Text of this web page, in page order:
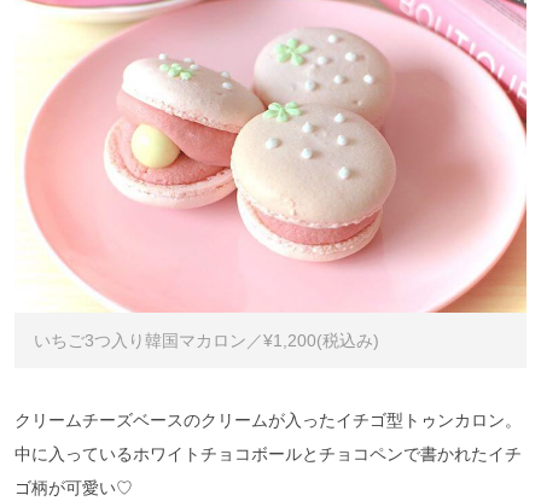
いちご3つ入り韓国マカロン／¥1,200(税込み)
クリームチーズベースのクリームが入ったイチゴ型トゥンカロン。
中に入っているホワイトチョコボールとチョコペンで書かれたイチ
ゴ柄が可愛い♡